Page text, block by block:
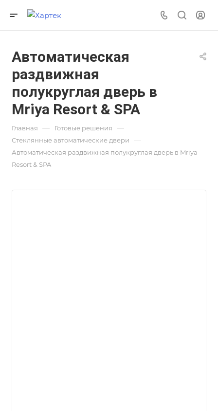
Автоматическая
раздвижная
полукруглая дверь в
Mriya Resort & SPA
Главная — Готовые решения —
Стеклянные автоматические двери —
Автоматическая раздвижная полукруглая дверь в Mriya
Resort & SPA